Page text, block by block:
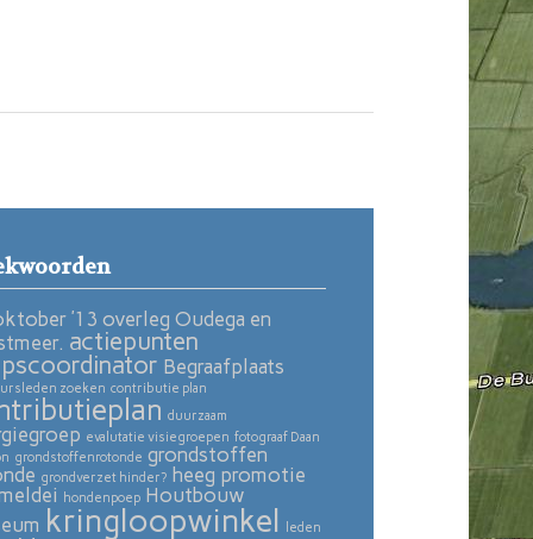
’13 overleg Oudega en
actiepunten
Begraafplaats
zoeken contributie plan
duurzaam
evalutatie visiegroepen fotograaf Daan
grondstoffenrotonde grondstoffen
grondverzet hinder? heeg promotie
hondenpoep Houtbouw
kringloopwinkel leden